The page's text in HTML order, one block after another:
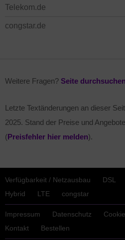
Telekom.de
congstar.de
Weitere Fragen? Seite durchsuchen
Letzte Textänderungen an dieser
2025. Stand der Preise und
(Preisfehler hier melden).
Verfügbarkeit / Netzausbau DSL
Hybrid
LTE congstar
Impressum Datenschutz
Kontakt
Bestellen